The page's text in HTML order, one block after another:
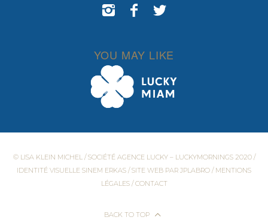
YOU MAY LIKE
© LISA KLEIN MICHEL / SOCIÉTÉ AGENCE LUCKY – LUCKYMORNINGS 2020 /
IDENTITÉ VISUELLE SINEM ERKAS / SITE WEB PAR JPLABRO / MENTIONS
LÉGALES/CONTACT
BACK TO TOP